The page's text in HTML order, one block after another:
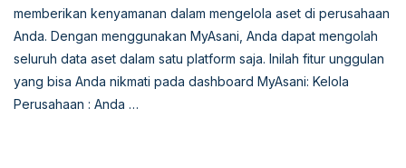
memberikan kenyamanan dalam mengelola aset di perusahaan
Anda. Dengan menggunakan MyAsani, Anda dapat mengolah
seluruh data aset dalam satu platform saja. Inilah fitur unggulan
yang bisa Anda nikmati pada dashboard MyAsani: Kelola
Perusahaan : Anda …